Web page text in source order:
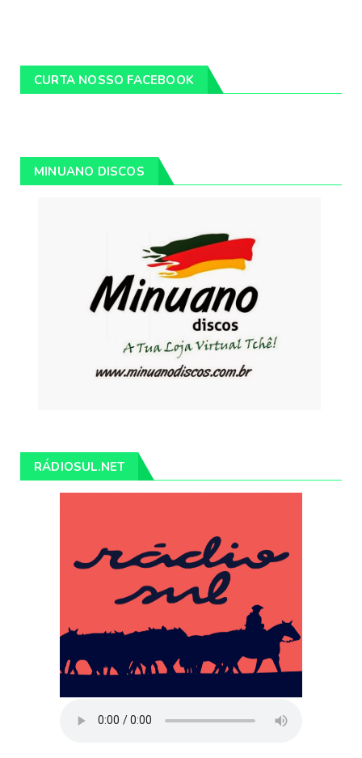
CURTA NOSSO FACEBOOK
MINUANO DISCOS
RÁDIOSUL.NET